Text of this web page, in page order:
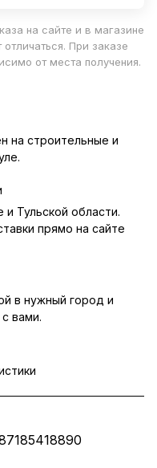
на сайте и в магазине
При заказе
от места получения.
на строительные и
Тульской области.
прямо на сайте
в нужный город и
вами.